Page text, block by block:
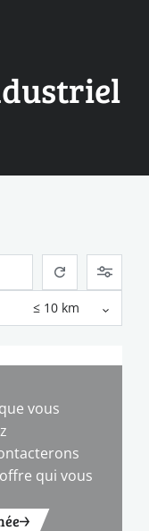
vous
qui vous